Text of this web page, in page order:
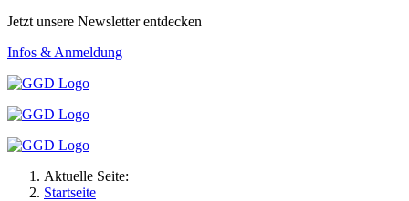
Jetzt unsere Newsletter entdecken
Infos & Anmeldung
Aktuelle Seite:
Startseite